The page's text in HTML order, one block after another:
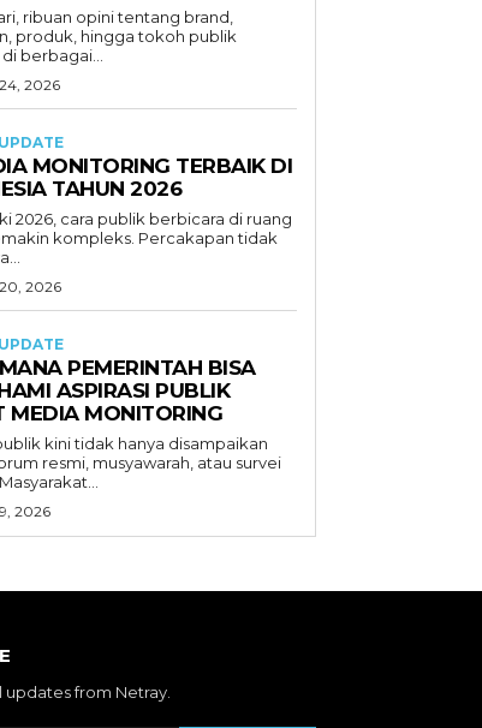
ribuan opini tentang brand,
produk, hingga tokoh publik
berbagai...
2026
MONITORING TERBAIK DI
TAHUN 2026
2026, cara publik berbicara di ruang
kompleks. Percakapan tidak
2026
PEMERINTAH BISA
ASPIRASI PUBLIK
MEDIA MONITORING
kini tidak hanya disampaikan
resmi, musyawarah, atau survei
2026
updates from Netray.